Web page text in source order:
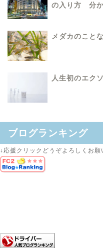
の入り方 分か
メダカのこと
人生初のエク
ブログランキング
↓応援クリックどうぞよろしくお願